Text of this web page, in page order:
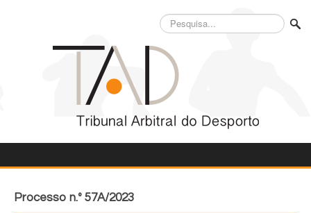
Pesquisa...
Processo n.º 57A/2023